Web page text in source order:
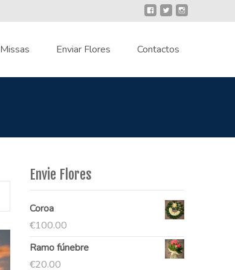
Missas Enviar Flores Contactos
Envie Flores
Coroa
€100.00
Ramo fúnebre
€20.00